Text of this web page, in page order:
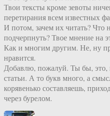
Твои тексты кроме зевоты
перетирания всем известных
И потом, зачем их читать?
подчерпнуть? Твое мнение на
Как и многим другим. Не, ну
нравится.
Добавлю, пожалуй. Ты бы,
статьи. А то букв много, а
корявенько составляешь,
через бурелом.